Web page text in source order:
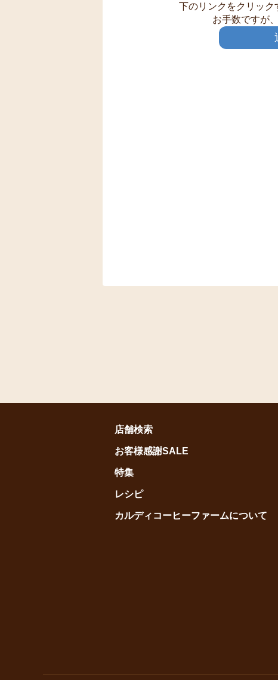
下のリンクをクリック
お手数ですが
店舗検索
お客様感謝SALE
特集
レシピ
カルディコーヒーファームについて